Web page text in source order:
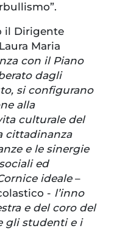
il Dirigente
Maria
con il Piano
dagli
si configurano
alla
culturale del
cittadinanza
e le sinergie
ed
ideale –
- l’inno
e del coro del
gli studenti e i